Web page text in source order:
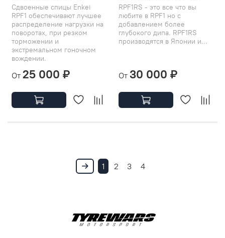
Сдвоенные спицы Enkei
RPF1 обеспечивают лучшее
распределение нагрузки на
поворотах, при резком
торможении и
экстремальном гоночном
вождении.
От 25 000 ₽
RPF1RS - это все что вы
любите в RPF1 но с
добавлением более
глубокого дипа. RPF1RS
производятся в Японии и...
От 30 000 ₽
1 2 3 4